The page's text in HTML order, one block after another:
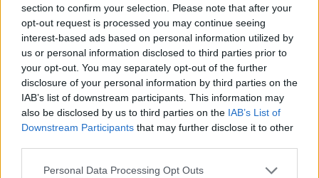
section to confirm your selection. Please note that after your
opt-out request is processed you may continue seeing
interest-based ads based on personal information utilized by
us or personal information disclosed to third parties prior to
your opt-out. You may separately opt-out of the further
disclosure of your personal information by third parties on the
IAB’s list of downstream participants. This information may
also be disclosed by us to third parties on the IAB’s List of
Downstream Participants that may further disclose it to other
Please note that this website/app uses one or more Google
Personal Data Processing Opt Outs
Την ευθύνη ανέλαβε η «Επαναστατική
Ταξική Αυτοάμυνα»
Την ευθύνη στο τηλεφώνημα προς ταΜΜΕ
ανέλαβε η πρωτοεμφανιζόμενη
«Επαναστατική Ταξική Αυτοάμυνα», πίσω από
την οποία, όπως σχολιάζουν αστυνομικοί
της Αντιτρομοκρατικής στοethnos.gr